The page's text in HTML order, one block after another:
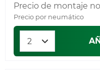
Precio de montaje
Precio por neumático